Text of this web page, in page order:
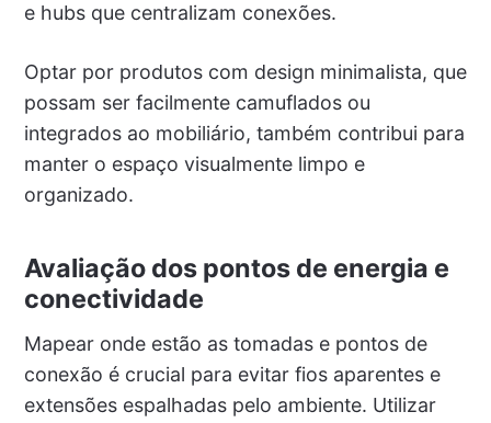
e hubs que centralizam conexões.
Optar por produtos com design minimalista, que
possam ser facilmente camuflados ou
integrados ao mobiliário, também contribui para
manter o espaço visualmente limpo e
organizado.
Avaliação dos pontos de energia e
conectividade
Mapear onde estão as tomadas e pontos de
conexão é crucial para evitar fios aparentes e
extensões espalhadas pelo ambiente. Utilizar